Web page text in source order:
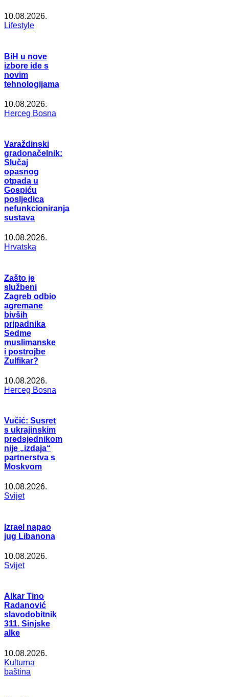
10.08.2026.
Lifestyle
BiH u nove
izbore ide s
novim
tehnologijama
10.08.2026.
Herceg Bosna
Varaždinski
gradonačelnik:
Slučaj
opasnog
otpada u
Gospiću
posljedica
nefunkcioniranja
sustava
10.08.2026.
Hrvatska
Zašto je
službeni
Zagreb odbio
agremane
bivših
pripadnika
Sedme
muslimanske
i postrojbe
Zulfikar?
10.08.2026.
Herceg Bosna
Vučić: Susret
s ukrajinskim
predsjednikom
nije „izdaja“
partnerstva s
Moskvom
10.08.2026.
Svijet
Izrael napao
jug Libanona
10.08.2026.
Svijet
Alkar Tino
Radanović
slavodobitnik
311. Sinjske
alke
10.08.2026.
Kulturna
baština